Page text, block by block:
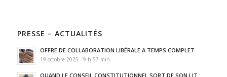
PRESSE – ACTUALITÉS
OFFRE DE COLLABORATION LIBÉRALE A TEMPS COMPLET
19 octobre 2025 - 9 h 57 min
QUAND LE CONSEIL CONSTITUTIONNEL SORT DE SON LIT :